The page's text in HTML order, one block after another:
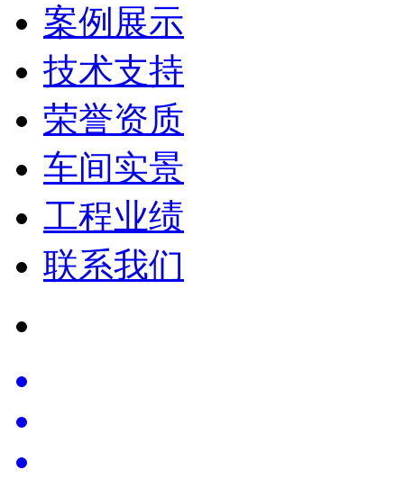
案例展示
技术支持
荣誉资质
车间实景
工程业绩
联系我们